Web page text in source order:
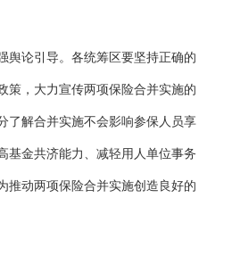
舆论引导。各统筹区要坚持正确的
策，大力宣传两项保险合并实施的
了解合并实施不会影响参保人员享
基金共济能力、减轻用人单位事务
推动两项保险合并实施创造良好的